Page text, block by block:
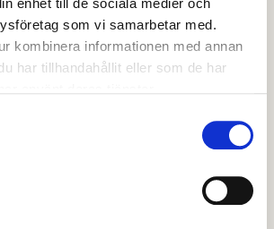
enhet till de sociala medier och
som vi samarbetar med.
kombinera informationen med annan
har tillhandahållit eller som de har
i systemet, till exempel samtycken
uppgifter, tas bort enligt
Det sker